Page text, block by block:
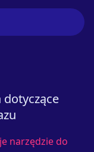
dotyczące
narzędzie do